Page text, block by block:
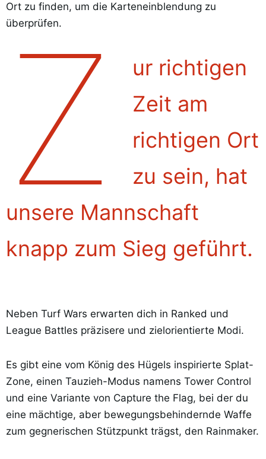
Ort zu finden, um die Karteneinblendung zu
überprüfen.
Z
ur richtigen
Zeit am
richtigen Ort
zu sein, hat
unsere Mannschaft
knapp zum Sieg geführt.
Neben Turf Wars erwarten dich in Ranked und
League Battles präzisere und zielorientierte Modi.
Es gibt eine vom König des Hügels inspirierte Splat-
Zone, einen Tauzieh-Modus namens Tower Control
und eine Variante von Capture the Flag, bei der du
eine mächtige, aber bewegungsbehindernde Waffe
zum gegnerischen Stützpunkt trägst, den Rainmaker.